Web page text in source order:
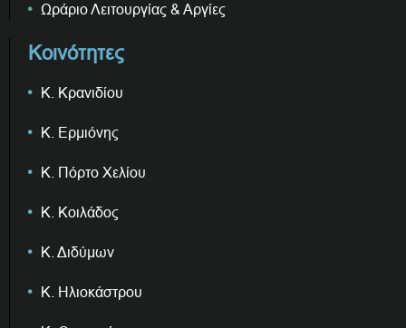
Ωράριο Λειτουργίας & Αργίες
Κοινότητες
Κ. Κρανιδίου
Κ. Ερμιόνης
Κ. Πόρτο Χελίου
Κ. Κοιλάδος
Κ. Διδύμων
Κ. Ηλιοκάστρου